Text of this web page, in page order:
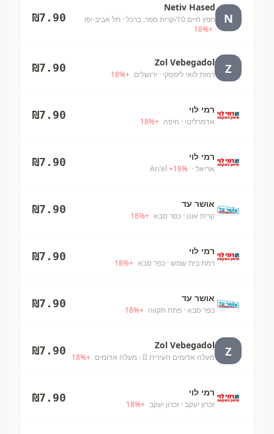
N
Netiv Hased
חפץ חיים 10/קרית ספר, ברכל
· תל אביב-יפו
+
18%
₪7.90
Z
Zol Vebegadol
רמות לואי ליפסקי · ירושלים +
18%
₪7.90
רמי לוי
אדמרליטי · חיפה +
18%
₪7.90
רמי לוי
אריאל · Ari'el
+18%
₪7.90
אושר עד
קרית אונו · כפר סבא +
18%
₪7.90
רמי לוי
רמת בית שמש · כפר סבא +
18%
₪7.90
אושר עד
כפר סבא · פתח תקווה +
18%
₪7.90
Z
Zol Vebegadol
מעלה אדומים העירית II · מעלה אדומים +
18%
₪7.90
רמי לוי
זכרון יעקב · זכרון יעקב +
18%
₪7.90